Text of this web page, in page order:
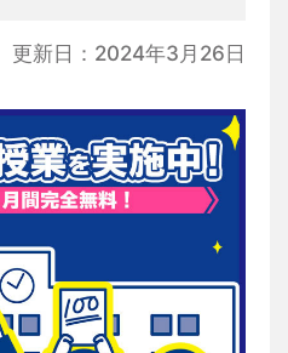
更新日：2024年3月26日